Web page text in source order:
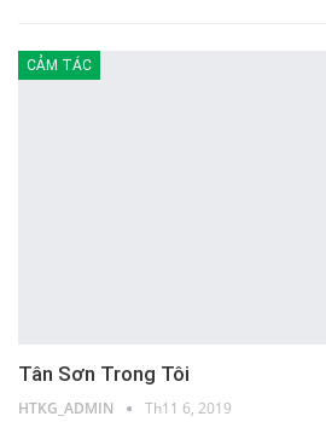
CẢM TÁC
Tân Sơn Trong Tôi
HTKG_ADMIN Th11 6, 2019